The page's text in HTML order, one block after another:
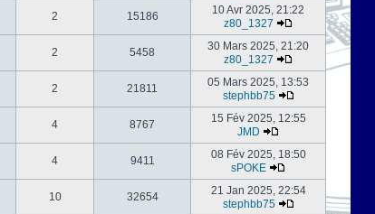
2 15186
10 Avr 2025, 21:22
z80_1327
2 5458
30 Mars 2025, 21:20
z80_1327
2 21811
05 Mars 2025, 13:53
stephbb75
4 8767
15 Fév 2025, 12:55
JMD
4 9411
08 Fév 2025, 18:50
sPOKE
10 32654
21 Jan 2025, 22:54
stephbb75